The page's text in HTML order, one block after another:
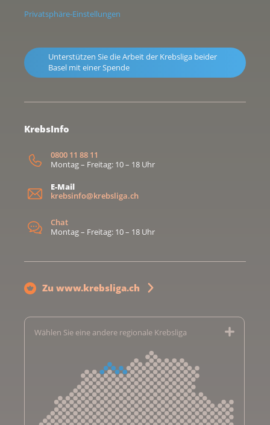
Privatsphäre-Einstellungen
Unterstützen Sie die Arbeit der Krebsliga beider
Basel mit einer Spende
KrebsInfo
0800 11 88 11
Montag – Freitag: 10 – 18 Uhr
E-Mail
krebsinfo@krebsliga.ch
Chat
Montag – Freitag: 10 – 18 Uhr
Zu www.krebsliga.ch
Wählen Sie eine andere regionale Krebsliga